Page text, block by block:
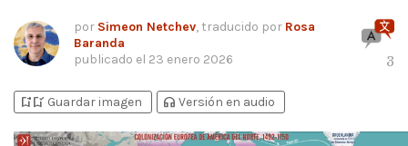
por Simeon Netchev, traducido por Rosa
Baranda
publicado el 23 enero 2026 3
bookmark_addbookmark_added Guardar imagen headphones Versión en audio